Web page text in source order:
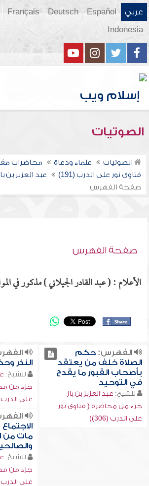
عربي Español
Deutsch
Français
Indonesia
الصوتيات
الصوتيات علماء ودعاة
محاضرات
فتاوى نور على الدرب (191)
عبد العزيز بن
صفحة الفهرس
صفحة الفهرس
الأعلام : ( عبد القادر الجيلاني ) مذكور في
الفهرس:حكم
الصلاة خلف من يعتقد
بأصحاب القبور ما يقدح
في التوحيد
للشيخ: عبد العزيز بن باز
جزء من محاضرة ( فتاوى نور
على الدرب (306))
النذر
للشيخ:
جزء من
على الدرب
مات من
للشيخ:
جزء من
على الدرب